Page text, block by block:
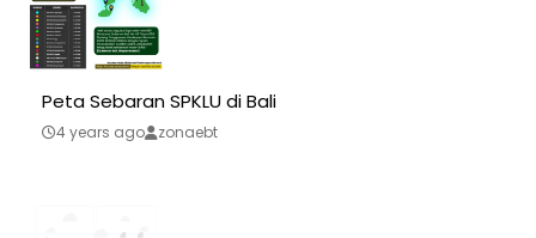
Peta Sebaran SPKLU di Bali
4 years ago zonaebt